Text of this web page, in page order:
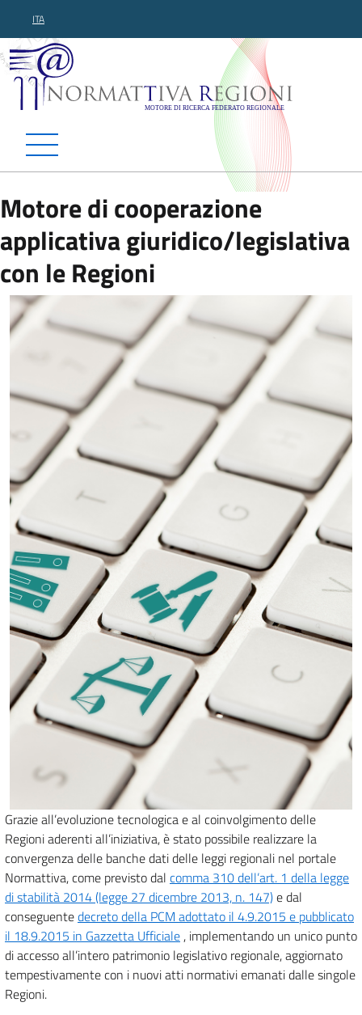
ITA
Normattiva Regioni -
Motore di cooperazione
applicativa giuridico/legislativa
con le Regioni
Grazie all’evoluzione tecnologica e al coinvolgimento delle
Regioni aderenti all’iniziativa, è stato possibile realizzare la
convergenza delle banche dati delle leggi regionali nel portale
Normattiva, come previsto dal comma 310 dell’art. 1 della legge
di stabilità 2014 (legge 27 dicembre 2013, n. 147)e dal
conseguentedecreto della PCM adottato il 4.9.2015 e pubblicato
il 18.9.2015 in Gazzetta Ufficiale , implementando un unico punto
di accesso all’intero patrimonio legislativo regionale, aggiornato
tempestivamente con i nuovi atti normativi emanati dalle singole
Regioni.